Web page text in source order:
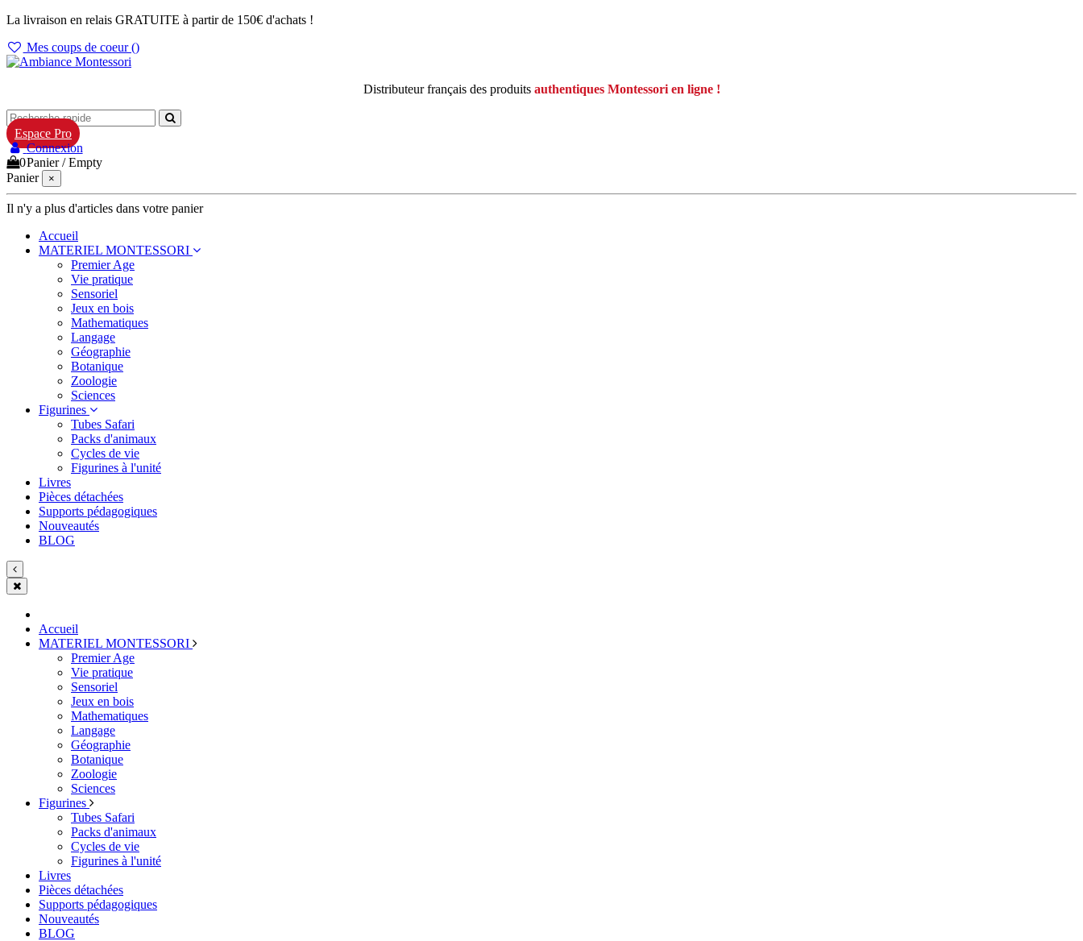
La livraison en relais GRATUITE à partir de 150€ d'achats !
Mes coups de coeur ()
Distributeur français des produits authentiques Montessori en ligne !
Espace Pro
Connexion
0Panier /Empty
Panier
×
Il n'y a plus d'articles dans votre panier
Accueil
MATERIEL MONTESSORI
Premier Age
Vie pratique
Sensoriel
Jeux en bois
Mathematiques
Langage
Géographie
Botanique
Zoologie
Sciences
Figurines
Tubes Safari
Packs d'animaux
Cycles de vie
Figurines à l'unité
Livres
Pièces détachées
Supports pédagogiques
Nouveautés
BLOG
Accueil
MATERIEL MONTESSORI
Premier Age
Vie pratique
Sensoriel
Jeux en bois
Mathematiques
Langage
Géographie
Botanique
Zoologie
Sciences
Figurines
Tubes Safari
Packs d'animaux
Cycles de vie
Figurines à l'unité
Livres
Pièces détachées
Supports pédagogiques
Nouveautés
BLOG